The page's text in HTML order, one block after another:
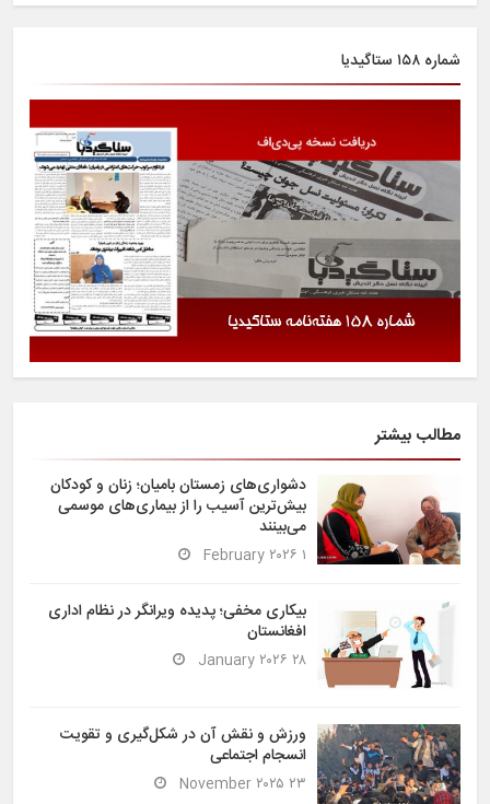
شماره ۱۵۸ ستاگیدیا
مطالب بیشتر
دشواری‌های زمستان بامیان؛ زنان و کودکان
بیش‌ترین آسیب را از بیماری‌های موسمی
می‌بینند
۱ February ۲۰۲۶
بیکاری مخفی؛ پدیده ویرانگر در نظام اداری
افغانستان
۲۸ January ۲۰۲۶
ورزش و نقش آن در شکل‌گیری و تقویت
انسجام اجتماعی
۲۳ November ۲۰۲۵